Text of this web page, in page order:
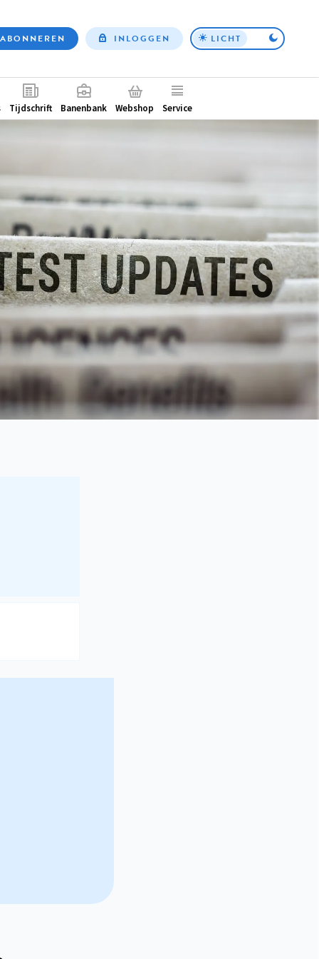
Top
ABONNEREN INLOGGEN LICHT
Tijdschrift Banenbank Webshop Service